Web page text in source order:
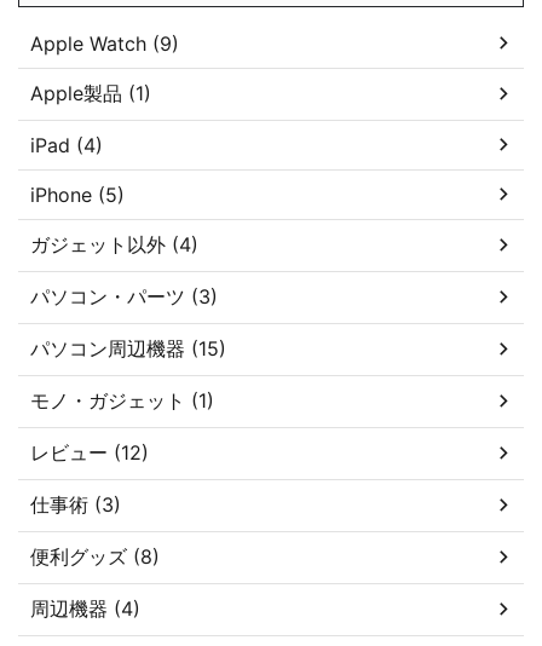
Apple Watch (9)
Apple製品 (1)
iPad (4)
iPhone (5)
ガジェット以外 (4)
パソコン・パーツ (3)
パソコン周辺機器 (15)
モノ・ガジェット (1)
レビュー (12)
仕事術 (3)
便利グッズ (8)
周辺機器 (4)